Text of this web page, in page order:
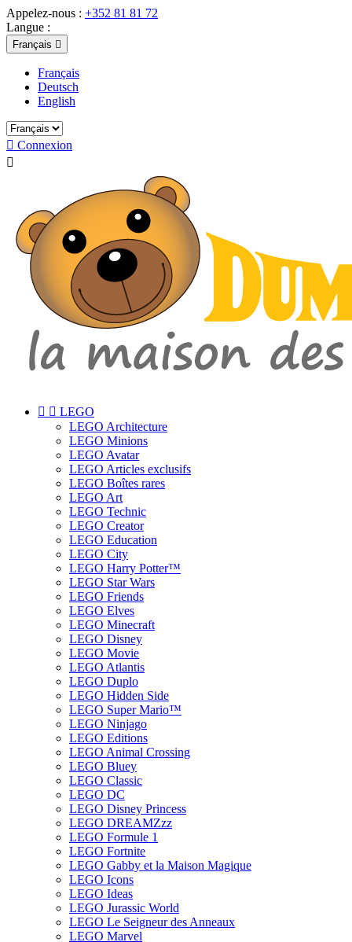
Appelez-nous : +352 81 81 72
Langue :
Français 
Français
Deutsch
English
 Connexion

  LEGO
LEGO Architecture
LEGO Minions
LEGO Avatar
LEGO Articles exclusifs
LEGO Boîtes rares
LEGO Art
LEGO Technic
LEGO Creator
LEGO Education
LEGO City
LEGO Harry Potter™
LEGO Star Wars
LEGO Friends
LEGO Elves
LEGO Minecraft
LEGO Disney
LEGO Movie
LEGO Atlantis
LEGO Duplo
LEGO Hidden Side
LEGO Super Mario™
LEGO Ninjago
LEGO Editions
LEGO Animal Crossing
LEGO Bluey
LEGO Classic
LEGO DC
LEGO Disney Princess
LEGO DREAMZzz
LEGO Formule 1
LEGO Fortnite
LEGO Gabby et la Maison Magique
LEGO Icons
LEGO Ideas
LEGO Jurassic World
LEGO Le Seigneur des Anneaux
LEGO Marvel